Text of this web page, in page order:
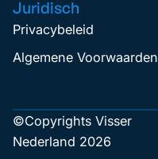
Juridisch
Privacybeleid
Algemene Voorwaarden
©Copyrights Visser
Nederland 2026